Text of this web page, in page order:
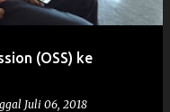
(OSS) ke
Juli 06, 2018